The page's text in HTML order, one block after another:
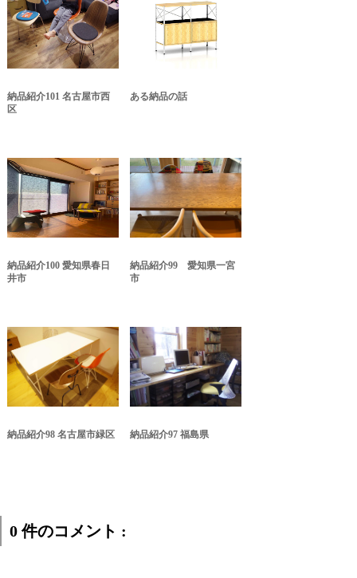
納品紹介101 名古屋市西
区
ある納品の話
納品紹介100 愛知県春日
井市
納品紹介99 愛知県一宮
市
納品紹介98 名古屋市緑区 納品紹介97 福島県
0 件のコメント :